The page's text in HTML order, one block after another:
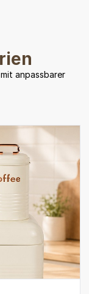
anpassbarer